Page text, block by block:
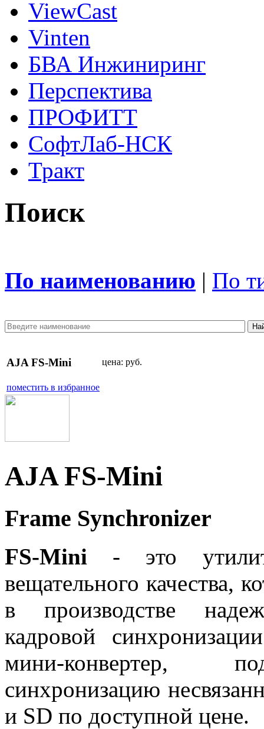
ViewCast
Vinten
БВА Инжиниринг
Перспектива
ПРОФИТТ
СофтЛаб-НСК
Тракт
Поиск
По наименованию | По
AJA FS-Mini цена: руб.
поместить в избранное
AJA FS-Mini
Frame Synchronizer
FS-Mini - это
вещательного качества,
в производстве
кадровой
мини-конвертер,
синхронизацию
и SD по доступной цене.